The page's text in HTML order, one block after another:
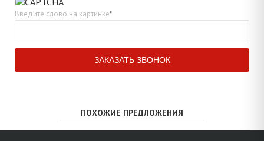
Введите слово на картинке*
ПОХОЖИЕ ПРЕДЛОЖЕНИЯ